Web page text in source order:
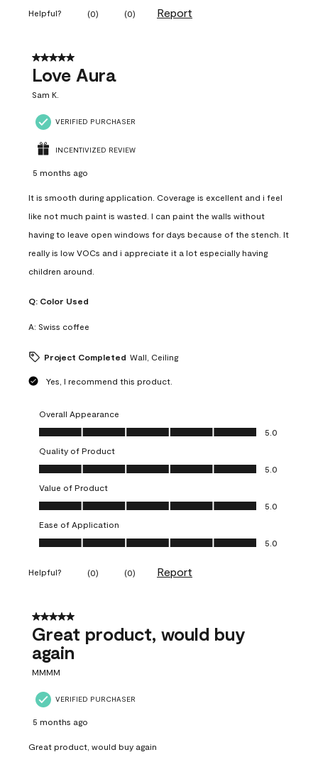
Helpful? (0) (0) Report
5 out of 5 stars.
Love Aura
Sam K.
VERIFIED PURCHASER
INCENTIVIZED REVIEW
5 months ago
It is smooth during application. Coverage is excellent and i feel
like not much paint is wasted. I can paint the walls without
having to leave open windows for days because of the stench. It
really is low VOCs and i appreciate it a lot especially having
children around.
Q: Color Used
A: Swiss coffee
Project Completed Wall, Ceiling
Yes, I recommend this product.
Overall Appearance
Overall Appearance, 5.0 out of 5
5.0
Quality of Product
Quality of Product, 5.0 out of 5
5.0
Value of Product
Value of Product, 5.0 out of 5
5.0
Ease of Application
Ease of Application, 5.0 out of 5
5.0
Helpful? (0) (0) Report
5 out of 5 stars.
Great product, would buy
again
MMMM
VERIFIED PURCHASER
5 months ago
Great product, would buy again